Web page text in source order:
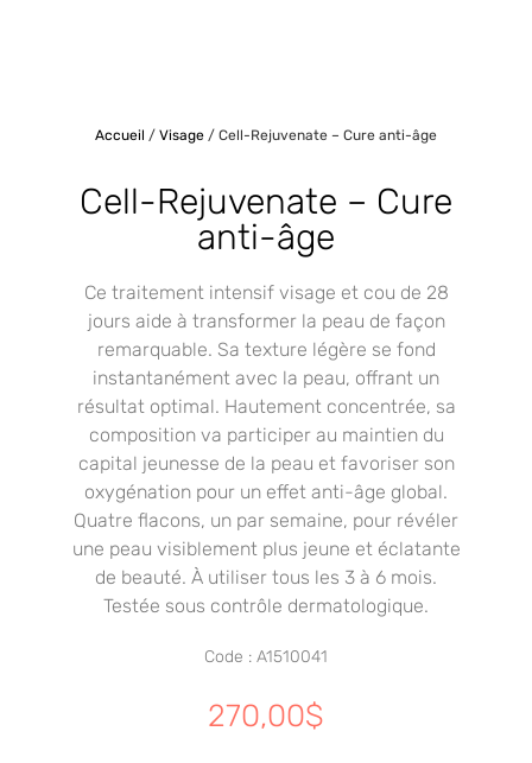
Accueil / Visage / Cell-Rejuvenate – Cure anti-âge
Cell-Rejuvenate – Cure
anti-âge
Ce traitement intensif visage et cou de 28
jours aide à transformer la peau de façon
remarquable. Sa texture légère se fond
instantanément avec la peau, offrant un
résultat optimal. Hautement concentrée, sa
composition va participer au maintien du
capital jeunesse de la peau et favoriser son
oxygénation pour un effet anti-âge global.
Quatre flacons, un par semaine, pour révéler
une peau visiblement plus jeune et éclatante
de beauté. À utiliser tous les 3 à 6 mois.
Testée sous contrôle dermatologique.
Code : A1510041
270,00$